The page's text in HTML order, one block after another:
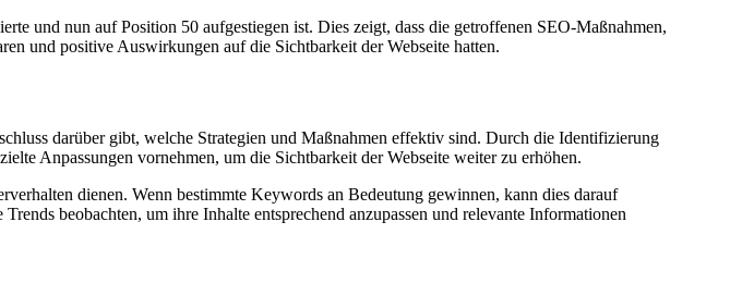
und nun auf Position 50 aufgestiegen ist. Dies zeigt, dass die getroffenen SEO-Maßnahmen,
und positive Auswirkungen auf die Sichtbarkeit der Webseite hatten.
darüber gibt, welche Strategien und Maßnahmen effektiv sind. Durch die Identifizierung
Anpassungen vornehmen, um die Sichtbarkeit der Webseite weiter zu erhöhen.
dienen. Wenn bestimmte Keywords an Bedeutung gewinnen, kann dies darauf
beobachten, um ihre Inhalte entsprechend anzupassen und relevante Informationen